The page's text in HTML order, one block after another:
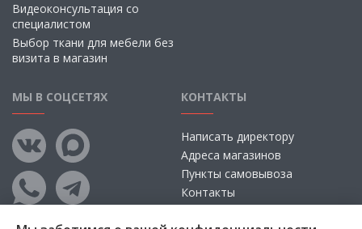
Видеоконсультация со
специалистом
Выбор ткани для мебели без
визита в магазин
МЫ В СОЦСЕТЯХ КОНТАКТЫ
Написать директору
Адреса магазинов
Пункты самовывоза
Контакты